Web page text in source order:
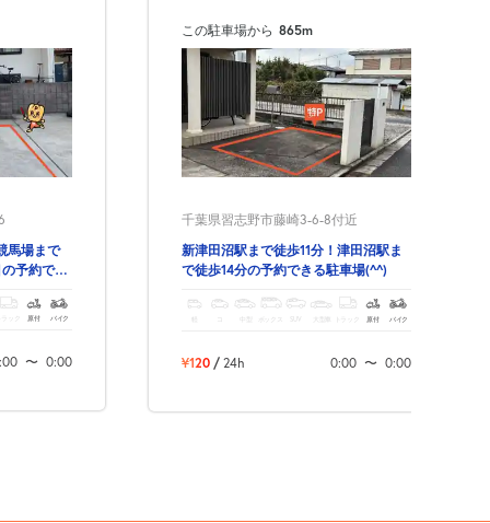
馬場まで
予約でき
トラック 原付 バイク
〜 0:00
この駐車場から 865m
千葉県習志野市藤崎3-6-8付近
新津田沼駅まで徒歩11分！津田沼駅ま
で徒歩14分の予約できる駐車場(^^)
軽 中型 ボックス SUV 大型車 トラック 原付 バイク
¥120 / 24h 0:00 〜 0:00